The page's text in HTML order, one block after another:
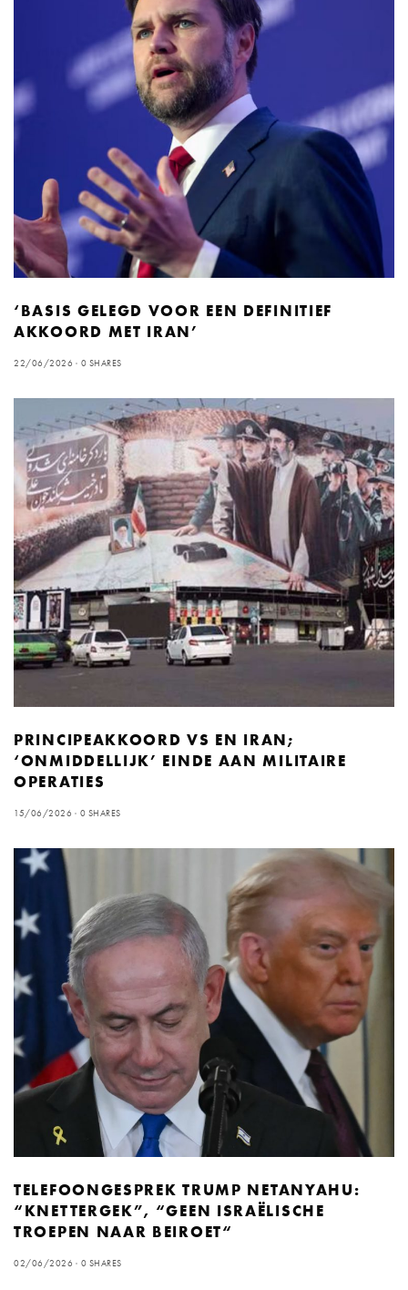
‘BASIS GELEGD VOOR EEN DEFINITIEF
AKKOORD MET IRAN’
22/06/2026 0 SHARES
PRINCIPEAKKOORD VS EN IRAN;
‘ONMIDDELLIJK’ EINDE AAN MILITAIRE
OPERATIES
15/06/2026 0 SHARES
TELEFOONGESPREK TRUMP NETANYAHU:
“KNETTERGEK”, “GEEN ISRAËLISCHE
TROEPEN NAAR BEIROET“
02/06/2026 0 SHARES